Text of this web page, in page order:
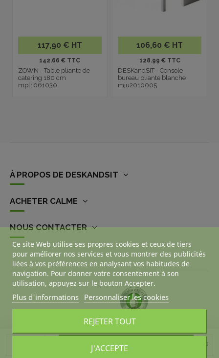
Ajouter au panier
117,90 € HT
142.66 € TTC
ZOWN - Table pliante de
catering 180 cm
mpl1061030
106,60 € HT
128.99 € TTC
DESKandSIT - Console
bureau pliante blanche
mju2010005
À PROPOS DE DESKANDSIT
ACHETER CALME
NOUS CONTACTER
Ce site Web utilise ses propres cookies et ceux de tiers
pour améliorer nos services et vous montrer des publicités
liées à vos préférences en analysant vos habitudes de
navigation. Pour donner votre consentement à son
utilisation, appuyez sur le bouton Accepter.
Plus d'informations Personnaliser les cookies
REJETER TOUT
J'ACCEPTE